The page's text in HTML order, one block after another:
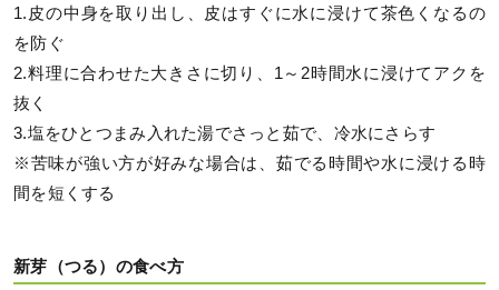
1.皮の中身を取り出し、皮はすぐに水に浸けて茶色くなるの
を防ぐ
2.料理に合わせた大きさに切り、1～2時間水に浸けてアクを
抜く
3.塩をひとつまみ入れた湯でさっと茹で、冷水にさらす
※苦味が強い方が好みな場合は、茹でる時間や水に浸ける時
間を短くする
新芽（つる）の食べ方